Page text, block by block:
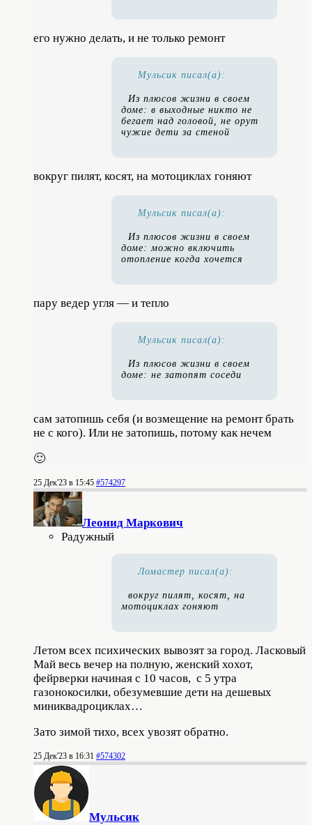
его нужно делать, и не только ремонт
Мульсик писал(а):
Из плюсов жизни в своем
доме: в выходные никто не
бегает над головой, не орут
чужие дети за стеной
вокруг пилят, косят, на мотоциклах гоняют
Мульсик писал(а):
Из плюсов жизни в своем
доме: можно включить
отопление когда хочется
пару ведер угля — и тепло
Мульсик писал(а):
Из плюсов жизни в своем
доме: не затопят соседи
сам затопишь себя (и возмещение на ремонт брать
не с кого). Или не затопишь, потому как нечем
🙂
25 Дек'23 в 15:45 #574297
Леонид Маркович
Радужный
Ломастер писал(а):
вокруг пилят, косят, на
мотоциклах гоняют
Летом всех психических вывозят за город. Ласковый
Май весь вечер на полную, женский хохот,
фейрверки начиная с 10 часов, с 5 утра
газонокосилки, обезумевшие дети на дешевых
миниквадроциклах…
Зато зимой тихо, всех увозят обратно.
25 Дек'23 в 16:31 #574302
Мульсик